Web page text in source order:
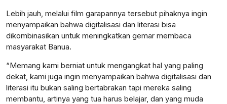
Lebih jauh, melalui film garapannya tersebut pihaknya ingin
menyampaikan bahwa digitalisasi dan literasi bisa
dikombinasikan untuk meningkatkan gemar membaca
masyarakat Banua.
“Memang kami berniat untuk mengangkat hal yang paling
dekat, kami juga ingin menyampaikan bahwa digitalisasi dan
literasi itu bukan saling bertabrakan tapi mereka saling
membantu, artinya yang tua harus belajar, dan yang muda